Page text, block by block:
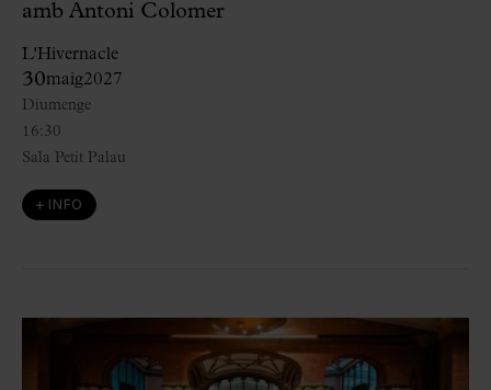
amb Antoni Colomer
L'Hivernacle
30maig2027
16:30
Diumenge
Sala Petit Palau
+ INFO